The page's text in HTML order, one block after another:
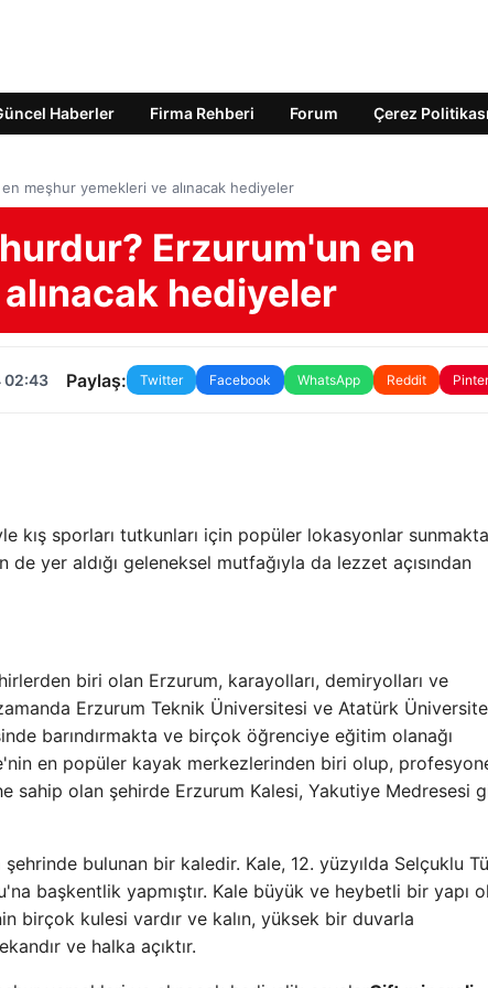
Haberler Firma Rehberi Forum Çerez Politikası
meşhur yemekleri ve alınacak hediyeler
Erzurum'un en
hediyeler
02:43 Paylaş: Twitter Facebook WhatsApp Reddit
kış sporları tutkunları için popüler lokasyonlar
yer aldığı geleneksel mutfağıyla da lezzet açısından
biri olan Erzurum, karayolları, demiryolları ve
Erzurum Teknik Üniversitesi ve Atatürk
barındırmakta ve birçok öğrenciye eğitim olanağı
en popüler kayak merkezlerinden biri olup,
sahip olan şehirde Erzurum Kalesi, Yakutiye Medresesi
bulunan bir kaledir. Kale, 12. yüzyılda Selçuklu
başkentlik yapmıştır. Kale büyük ve heybetli bir yapı
birçok kulesi vardır ve kalın, yüksek bir duvarla
ve halka açıktır.